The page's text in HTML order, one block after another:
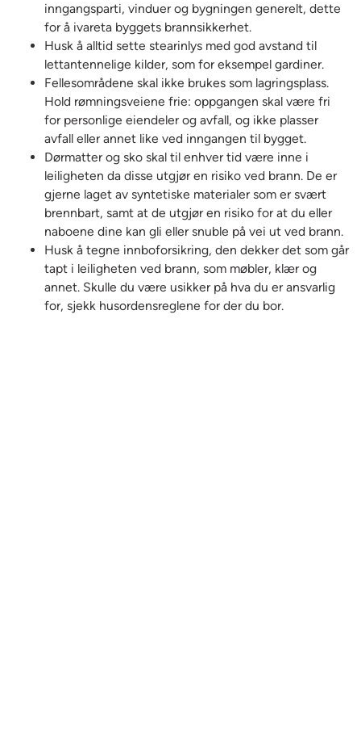
inngangsparti, vinduer og bygningen generelt, dette
for å ivareta byggets brannsikkerhet.
Husk å alltid sette stearinlys med god avstand til
lettantennelige kilder, som for eksempel gardiner.
Fellesområdene skal ikke brukes som lagringsplass.
Hold rømningsveiene frie: oppgangen skal være fri
for personlige eiendeler og avfall, og ikke plasser
avfall eller annet like ved inngangen til bygget.
Dørmatter og sko skal til enhver tid være inne i
leiligheten da disse utgjør en risiko ved brann. De er
gjerne laget av syntetiske materialer som er svært
brennbart, samt at de utgjør en risiko for at du eller
naboene dine kan gli eller snuble på vei ut ved brann.
Husk å tegne innboforsikring, den dekker det som går
tapt i leiligheten ved brann, som møbler, klær og
annet. Skulle du være usikker på hva du er ansvarlig
for, sjekk husordensreglene for der du bor.